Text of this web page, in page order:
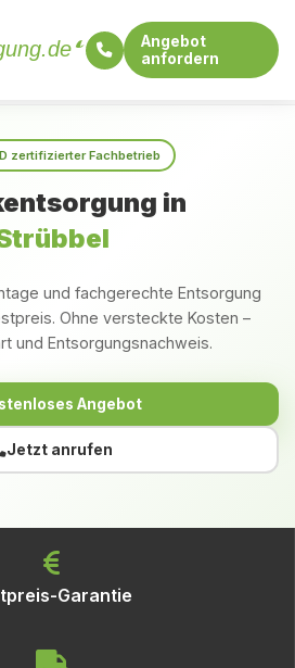
Angebot
anfordern
zertifizierter Fachbetrieb
in
und fachgerechte Entsorgung
Ohne versteckte Kosten –
und Entsorgungsnachweis.
Angebot
Jetzt anrufen
Garantie